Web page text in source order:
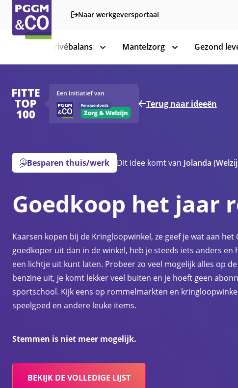
Naar werkgeversportaal
Werk-privébalans
toon
Mantelzorg
toon
Gezond
Terug naar ideeën
Besparen thuis/werk Dit idee komt van Jolanda
Goedkoop het jaar
Kaarsen kopen bij de Kringloopwinkel, ze geef je wat aan het
goedkoper uit dan in de winkel, heb je steeds iets anders en
een lichtje uit kunt laten. Probeer zo veel mogelijk alles op
benzine uit, je komt lekker veel buiten en je hoeft geen
sportschool. Kijk eens op rommelmarkten en
speelgoed en andere leuke items.
Stemmen is niet meer mogelijk.
BEKIJK DE VOLLEDIGE LIJST